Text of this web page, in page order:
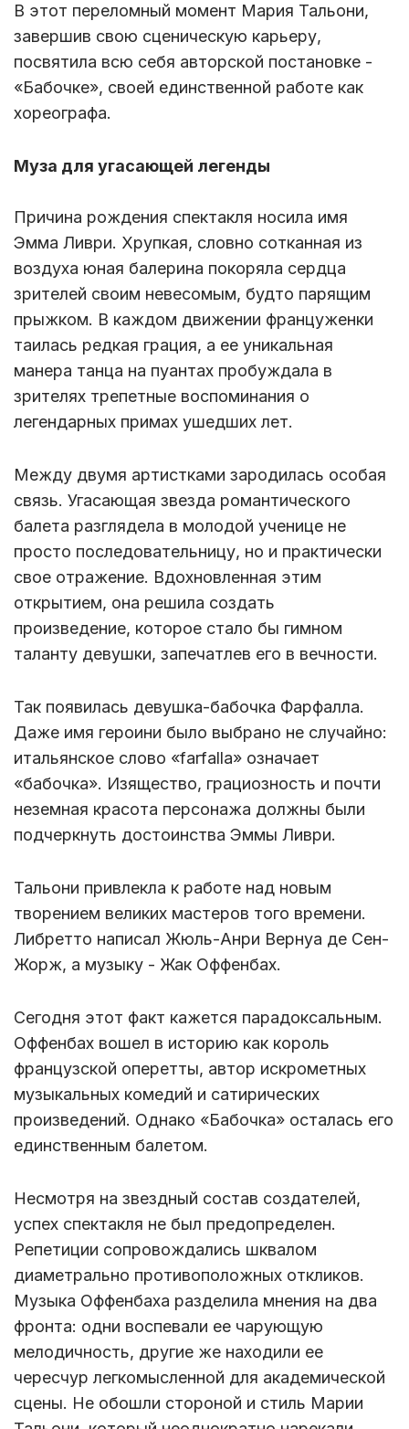
В этот переломный момент Мария Тальони,
завершив свою сценическую карьеру,
посвятила всю себя авторской постановке -
«Бабочке», своей единственной работе как
хореографа.
Муза для угасающей легенды
Причина рождения спектакля носила имя
Эмма Ливри. Хрупкая, словно сотканная из
воздуха юная балерина покоряла сердца
зрителей своим невесомым, будто парящим
прыжком. В каждом движении француженки
таилась редкая грация, а ее уникальная
манера танца на пуантах пробуждала в
зрителях трепетные воспоминания о
легендарных примах ушедших лет.
Между двумя артистками зародилась особая
связь. Угасающая звезда романтического
балета разглядела в молодой ученице не
просто последовательницу, но и практически
свое отражение. Вдохновленная этим
открытием, она решила создать
произведение, которое стало бы гимном
таланту девушки, запечатлев его в вечности.
Так появилась девушка-бабочка Фарфалла.
Даже имя героини было выбрано не случайно:
итальянское слово «farfalla» означает
«бабочка». Изящество, грациозность и почти
неземная красота персонажа должны были
подчеркнуть достоинства Эммы Ливри.
Тальони привлекла к работе над новым
творением великих мастеров того времени.
Либретто написал Жюль-Анри Вернуа де Сен-
Жорж, а музыку - Жак Оффенбах.
Сегодня этот факт кажется парадоксальным.
Оффенбах вошел в историю как король
французской оперетты, автор искрометных
музыкальных комедий и сатирических
произведений. Однако «Бабочка» осталась его
единственным балетом.
Несмотря на звездный состав создателей,
успех спектакля не был предопределен.
Репетиции сопровождались шквалом
диаметрально противоположных откликов.
Музыка Оффенбаха разделила мнения на два
фронта: одни воспевали ее чарующую
мелодичность, другие же находили ее
чересчур легкомысленной для академической
сцены. Не обошли стороной и стиль Марии